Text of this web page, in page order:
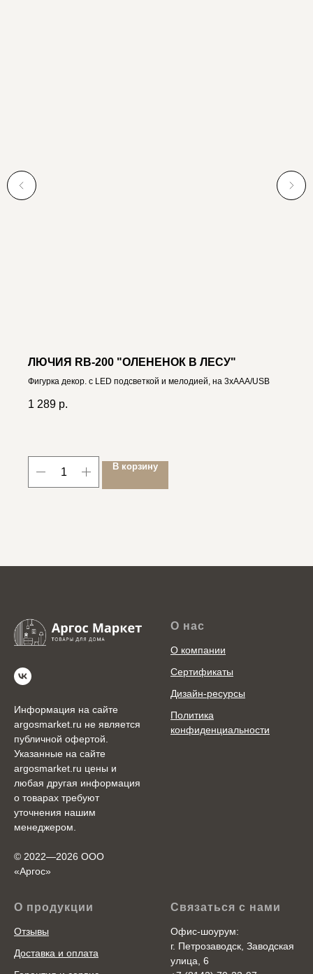
ЛЮЧИЯ RB-200 "ОЛЕНЕНОК В ЛЕСУ"
Фигурка декор. с LED подсветкой и мелодией, на 3xAAA/USB
1 289 р.
В корзину
Информация на сайте
argosmarket.ru не является
публичной офертой.
Указанные на сайте
argosmarket.ru цены и
любая другая информация
о товарах требуют
уточнения нашим
менеджером.
© 2022—2026 ООО
«Аргоc»
О нас
О компании
Сертификаты
Дизайн-ресурсы
Политика
конфиденциальности
О продукции
Отзывы
Доставка и оплата
Связаться с нами
Офис-шоурум:
г. Петрозаводск, Заводская
улица, 6